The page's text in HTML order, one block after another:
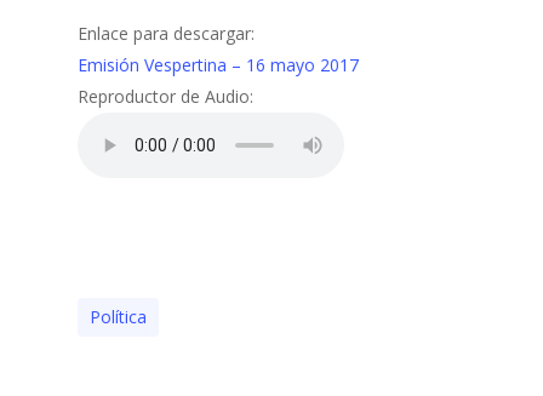
Enlace para descargar:
Emisión Vespertina – 16 mayo 2017
Reproductor de Audio:
Polí­tica